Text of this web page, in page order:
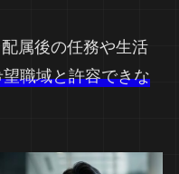
属後の任務や生活
望職域と許容できな